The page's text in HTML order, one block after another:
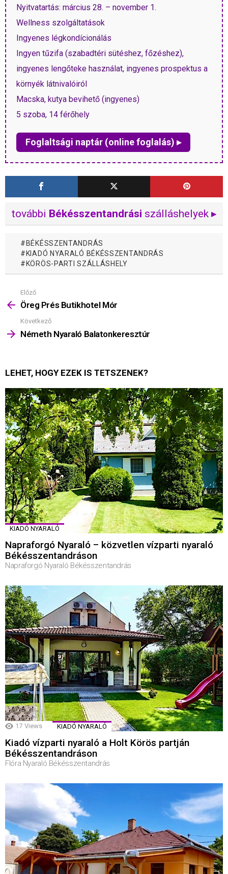
Nyitvatartás: március 28. – november 1.
Wellness szolgáltatások
Ingyenes légkondícionálás
Ingyen tűzifa (szabadtéri sütéshez, főzéshez),
ingyenes lengőteke használat, ingyenes prospektus a
környék látnivalóiról
Macska, kutya bevihető (ingyenes)
5 szoba, 14 férőhely
Foglaltsági naptár (online foglalás) ▸
további Békésszentandrási szálláshelyek ▸
BÉKÉSSZENTANDRÁS
KIADÓ NYARALÓ BÉKÉSSZENTANDRÁS
KÖRÖS-PARTI SZÁLLÁSHELY
Mutass
többet
Előző
Öreg Prés Butikhotel Mór
Következő
Németh Nyaraló Balatonkeresztúr
LEHET, HOGY EZEK IS TETSZENEK?
KIADÓ NYARALÓ
Napraforgó Nyaraló – közvetlen vízparti nyaraló
Békésszentandráson
Napraforgó Nyaraló Békésszentandrás
17 Views KIADÓ NYARALÓ
Kiadó vízparti nyaraló a Holt Körös partján
Békésszentandráson
Flóra Nyaraló Békésszentandrás